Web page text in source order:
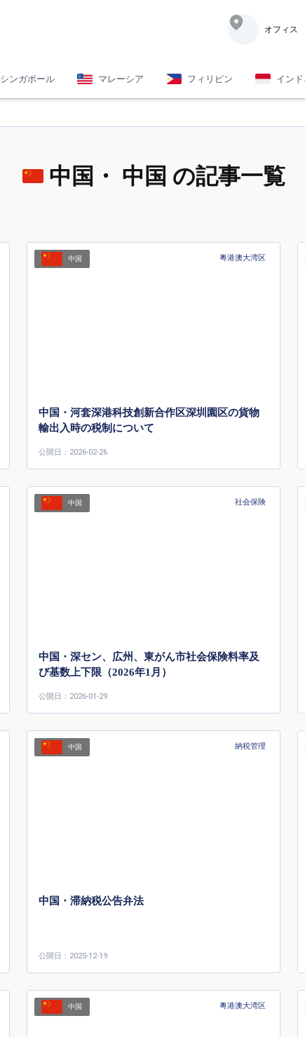
オフィス
シンガポール マレーシア フィリピン イン
中国 ・ 中国 の記事一覧
中国 粤港澳大湾区
中国・河套深港科技創新合作区深圳園区の貨物
輸出入時の税制について
公開日：2026-02-26
中国 社会保険
中国・深セン、広州、東がん市社会保険料率及
び基数上下限（2026年1月）
公開日：2026-01-29
中国 納税管理
中国・滞納税公告弁法
公開日：2025-12-19
中国 粤港澳大湾区